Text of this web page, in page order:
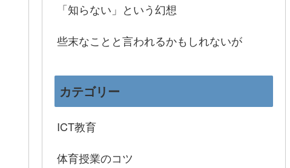
「知らない」という幻想
些末なことと言われるかもしれないが
カテゴリー
ICT教育
体育授業のコツ